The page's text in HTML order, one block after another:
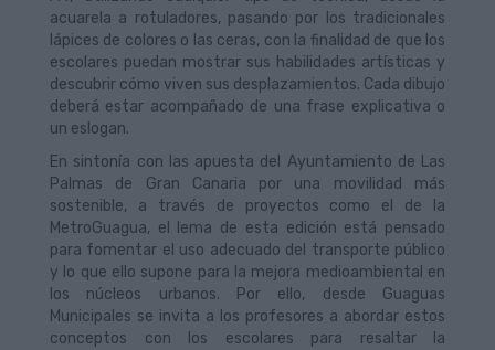
acuarela a rotuladores, pasando por los tradicionales
lápices de colores o las ceras, con la finalidad de que los
escolares puedan mostrar sus habilidades artísticas y
descubrir cómo viven sus desplazamientos. Cada dibujo
deberá estar acompañado de una frase explicativa o
un eslogan.
En sintonía con las apuesta del Ayuntamiento de Las
Palmas de Gran Canaria por una movilidad más
sostenible, a través de proyectos como el de la
MetroGuagua, el lema de esta edición está pensado
para fomentar el uso adecuado del transporte público
y lo que ello supone para la mejora medioambiental en
los núcleos urbanos. Por ello, desde Guaguas
Municipales se invita a los profesores a abordar estos
conceptos con los escolares para resaltar la